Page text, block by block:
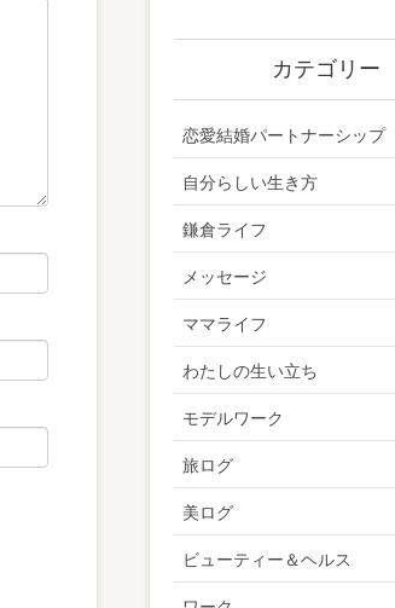
カテゴリー
恋愛結婚パートナーシップ
自分らしい生き方
鎌倉ライフ
メッセージ
ママライフ
わたしの生い立ち
モデルワーク
旅ログ
美ログ
ビューティー＆ヘルス